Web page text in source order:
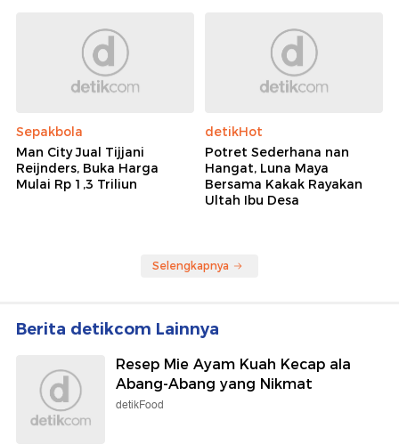
Sepakbola
Man City Jual Tijjani
Reijnders, Buka Harga
Mulai Rp 1,3 Triliun
detikHot
Potret Sederhana nan
Hangat, Luna Maya
Bersama Kakak Rayakan
Ultah Ibu Desa
Selengkapnya
Berita detikcom Lainnya
Resep Mie Ayam Kuah Kecap ala
Abang-Abang yang Nikmat
detikFood